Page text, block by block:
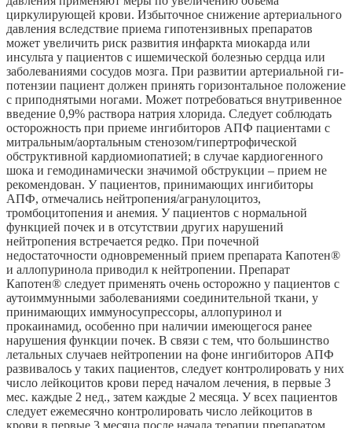
циркулирующей крови. Избыточное снижение артериального
давления вследствие приема гипотензивных препаратов
может увеличить риск развития инфаркта миокарда или
инсульта у пациентов с ишемической болезнью сердца или
заболеваниями сосудов мозга. При развитии артериальной ги-
потензии пациент должен принять горизонтальное положение
с приподнятыми ногами. Может потребоваться внутривенное
введение 0,9% раствора натрия хлорида. Следует соблюдать
осторожность при приеме ингибиторов АПФ пациентами с
митральным/аортальным стенозом/гипертрофической
обструктивной кардиомиопатией; в случае кардиогенного
шока и гемодинамически значимой обструкции – прием не
рекомендован. У пациентов, принимающих ингибиторы
АПФ, отмечались нейтропения/агранулоцитоз,
тромбоцитопения и анемия. У пациентов с нормальной
функцией почек и в отсутствии других нарушений
нейтропения встречается редко. При почечной
недостаточности одновременный прием препарата Капотен®
и аллопуринола приводил к нейтропении. Препарат
Капотен® следует применять очень осторожно у пациентов с
аутоиммунными заболеваниями соединительной ткани, у
принимающих иммуносупрессоры, аллопуринол и
прокаинамид, особенно при наличии имеющегося ранее
нарушения функции почек. В связи с тем, что большинство
летальных случаев нейтропении на фоне ингибиторов АПФ
развивалось у таких пациентов, следует контролировать у них
число лейкоцитов крови перед началом лечения, в первые 3
мес. каждые 2 нед., затем каждые 2 месяца. У всех пациентов
следует ежемесячно контролировать число лейкоцитов в
крови в первые 3 месяца после начала терапии препаратом